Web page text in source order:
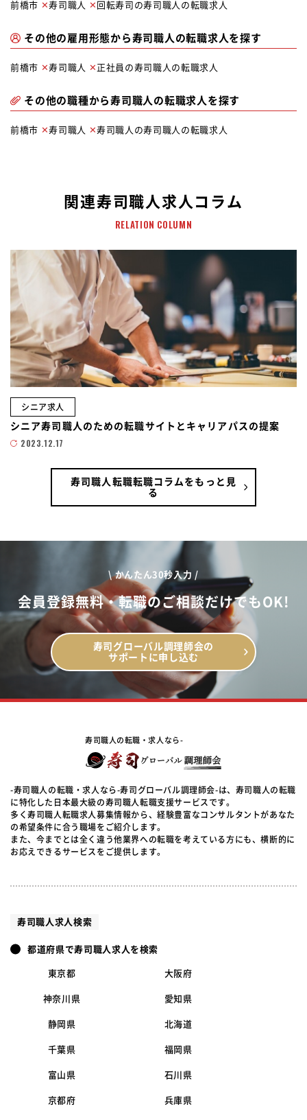
前橋市 寿司職人 回転寿司の寿司職人の転職求人
その他の雇用形態から寿司職人の転職求人を探す
前橋市 寿司職人 正社員の寿司職人の転職求人
その他の職種から寿司職人の転職求人を探す
前橋市 寿司職人 寿司職人の寿司職人の転職求人
関連寿司職人求人コラム
RELATION COLUMN
シニア求人
シニア寿司職人のための転職サイトとキャリアパスの提案
2023.12.17
寿司職人転職転職コラムをもっと見
る
\ かんたん30秒入力 /
会員登録無料・転職のご相談だけでもOK!
寿司グローバル調理師会の
サポートに申し込む
寿司職人の転職・求人なら-
-寿司職人の転職・求人なら-寿司グローバル調理師会-は、寿司職人の転職
に特化した日本最大級の寿司職人転職支援サービスです。
多く寿司職人転職求人募集情報から、経験豊富なコンサルタントがあなた
の希望条件に合う職場をご紹介します。
また、今までとは全く違う他業界への転職を考えている方にも、横断的に
お応えできるサービスをご提供します。
寿司職人求人検索
都道府県で寿司職人求人を検索
東京都 大阪府
神奈川県 愛知県
静岡県 北海道
千葉県 福岡県
富山県 石川県
京都府 兵庫県